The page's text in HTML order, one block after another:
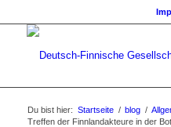
Du bist hier: Startseite / blog /
Treffen der Finnlandakteure in der